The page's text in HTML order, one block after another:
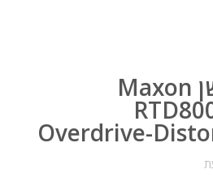
פדל דיסטורשן Maxon
Overdrive-